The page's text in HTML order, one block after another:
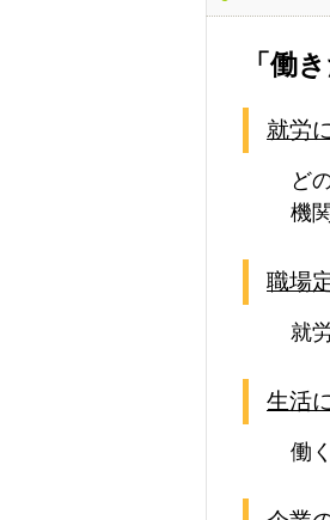
「働
就労
ど
機
職場
就
生活
働